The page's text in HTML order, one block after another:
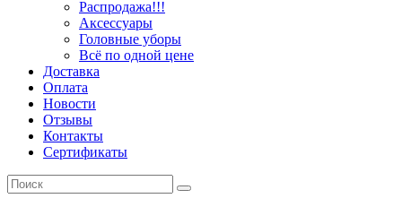
Распродажа!!!
Аксессуары
Головные уборы
Всё по одной цене
Доставка
Оплата
Новости
Отзывы
Контакты
Сертификаты